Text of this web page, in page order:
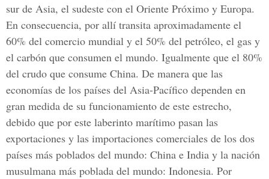
sur de Asia, el sudeste con el Oriente Próximo y Europa.
En consecuencia, por allí transita aproximadamente el
60% del comercio mundial y el 50% del petróleo, el gas y
el carbón que consumen el mundo. Igualmente que el 80%
del crudo que consume China. De manera que las
economías de los países del Asia-Pacífico dependen en
gran medida de su funcionamiento de este estrecho,
debido que por este laberinto marítimo pasan las
exportaciones y las importaciones comerciales de los dos
países más poblados del mundo: China e India y la nación
musulmana más poblada del mundo: Indonesia. Por